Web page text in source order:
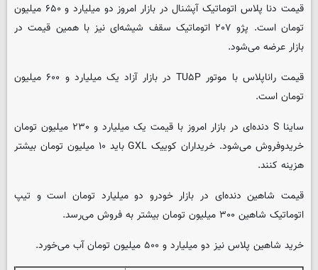
قیمت دنا پلاس اتوماتیک آپشنال در بازار امروز دو میلیارد و ۶۵۰ میلیون
تومان است. پژو ۲۰۷ اتوماتیک سقف شیشه‌ای نیز با همین قیمت در
بازار عرضه می‌شود.
قیمت راناپلاس با موتور TU۵P در بازار آزاد یک میلیارد و ۶۰۰ میلیون
تومان است.
ساینا S دنده‌ای در بازار امروز با قیمت یک میلیارد و ۲۳۰ میلیون تومان
خریدوفروش می‌شود. خریداران کوییک GXL باید ۱۰ میلیون تومان بیشتر
هزینه کنند.
قیمت شاهین دنده‌ای در بازار خودرو دو میلیارد تومان است و تیپ
اتوماتیک شاهین ۳۰۰ میلیون تومان بیشتر به فروش می‌رسد.
خرید شاهین پلاس نیز دو میلیارد و ۵۰۰ میلیون تومان آب می‌خورد.